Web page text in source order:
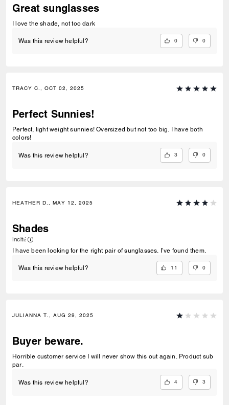
Great sunglasses
I love the shade, not too dark
Was this review helpful? 0 0
TRACY C., OCT 02, 2025
Perfect Sunnies!
Perfect, light weight sunnies! Oversized but not too big. I have both
colors!
Was this review helpful? 3 0
HEATHER D., MAY 12, 2025
Shades
Incité
I have been looking for the right pair of sunglasses. I’ve found them.
Was this review helpful? 11 0
JULIANNA T., AUG 29, 2025
Buyer beware.
Horrible customer service I will never show this out again. Product sub
par.
Was this review helpful? 4 3